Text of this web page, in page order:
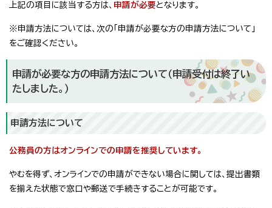
上記の項目に該当する方は、 申請が必要となります。
※申請方法については、次の「申請が必要な方の申請方法について」
をご確認ください。
申請が必要な方の申請方法について（申請受付は終了い
たしました。）
申請方法について
公務員の方はオンラインでの申請を推奨しています。
やむを得ず、オンラインでの申請ができない場合に関しては、提出書類
を揃えた状態で窓口や郵送で手続きすることが可能です。